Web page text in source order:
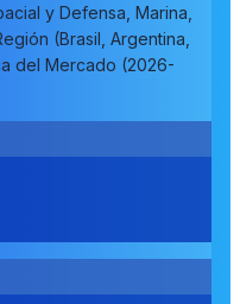
y Defensa, Marina,
(Brasil, Argentina,
del Mercado (2026-